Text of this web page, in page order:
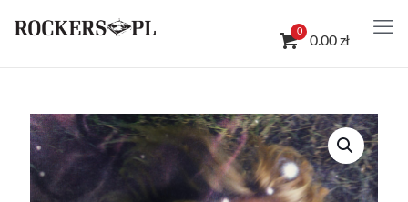
0
0.00 zł